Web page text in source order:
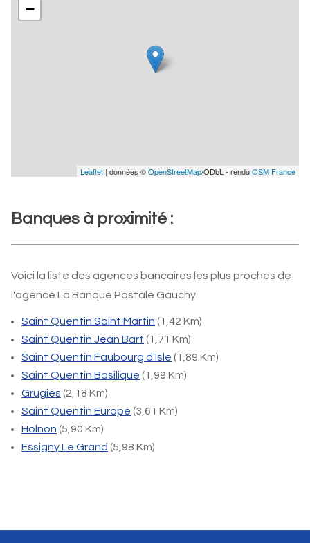
−
Leaflet | données ©OpenStreetMap/ODbL - renduOSM France
Banques à proximité :
Voici la liste des agences bancaires les plus proches de
l'agence La Banque Postale Gauchy
Saint Quentin Saint Martin (1,42 Km)
Saint Quentin Jean Bart (1,71 Km)
Saint Quentin Faubourg d'Isle (1,89 Km)
Saint Quentin Basilique (1,99 Km)
Grugies (2,18 Km)
Saint Quentin Europe (3,61 Km)
Holnon (5,90 Km)
Essigny Le Grand (5,98 Km)